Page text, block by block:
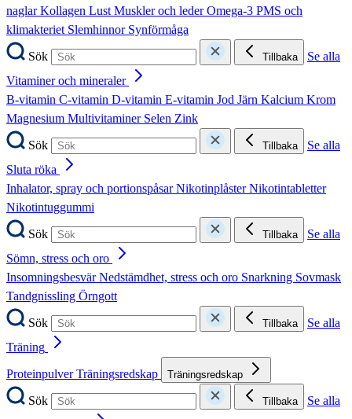
naglarKollagen LustMuskler och lederOmega-3 PMS och
klimakteriet Slemhinnor Synförmåga
Sök
Tillbaka
Se alla
Vitaminer och mineraler
B-vitamin C-vitamin D-vitamin E-vitamin Jod Järn Kalcium Krom
Magnesium Multivitaminer Selen Zink
Sök
Tillbaka
Se alla
Sluta röka
Inhalator, spray och portionspåsarNikotinplåsterNikotintabletter
Nikotintuggummi
Sök
Tillbaka
Se alla
Sömn, stress och oro
InsomningsbesvärNedstämdhet, stress och oro Snarkning Sovmask
Tandgnissling Örngott
Sök
Tillbaka
Se alla
Träning
ProteinpulverTräningsredskap Träningsredskap
Sök Tillbaka
Se alla